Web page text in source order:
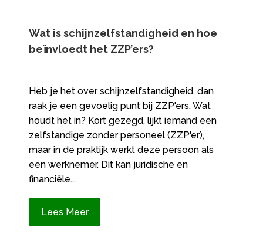
Wat is schijnzelfstandigheid en hoe
beïnvloedt het ZZP’ers?
Heb je het over schijnzelfstandigheid, dan
raak je een gevoelig punt bij ZZP'ers. Wat
houdt het in? Kort gezegd, lijkt iemand een
zelfstandige zonder personeel (ZZP'er),
maar in de praktijk werkt deze persoon als
een werknemer. Dit kan juridische en
financiële...
Lees Meer